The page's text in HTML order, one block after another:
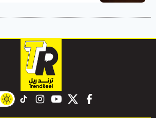
facebook
twitter
youtube
instagram
tiktok